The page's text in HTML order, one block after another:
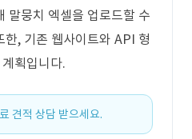
말뭉치 엑셀을 업로드할 수
한, 기존 웹사이트와 API 형
획입니다.
견적 상담 받으세요.